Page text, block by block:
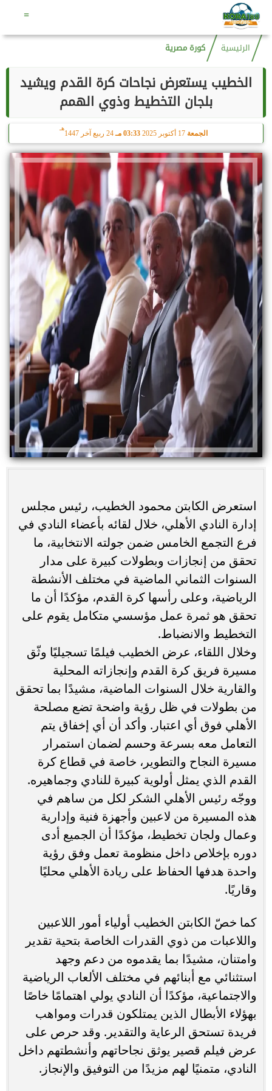
=
الرئيسية كورة مصرية
الخطيب يستعرض نجاحات كرة القدم ويشيد
بلجان التخطيط وذوي الهمم
الجمعة 03:33 مـ 24 ربيع آخر 1447
هـ
استعرض الكابتن محمود الخطيب، رئيس مجلس
إدارة النادي الأهلي، خلال لقائه بأعضاء النادي في
فرع التجمع الخامس ضمن جولته الانتخابية، ما
تحقق من إنجازات وبطولات كبيرة على مدار
السنوات الثماني الماضية في مختلف الأنشطة
الرياضية، وعلى رأسها كرة القدم، مؤكدًا أن ما
تحقق هو ثمرة عمل مؤسسي متكامل يقوم على
التخطيط والانضباط.
وخلال اللقاء، عرض الخطيب فيلمًا تسجيليًا وثّق
مسيرة فريق كرة القدم وإنجازاته المحلية
والقارية خلال السنوات الماضية، مشيدًا بما تحقق
من بطولات في ظل رؤية واضحة تضع مصلحة
الأهلي فوق أي اعتبار. وأكد أن أي إخفاق يتم
التعامل معه بسرعة وحسم لضمان استمرار
مسيرة النجاح والتطوير، خاصة في قطاع كرة
القدم الذي يمثل أولوية كبيرة للنادي وجماهيره.
ووجّه رئيس الأهلي الشكر لكل من ساهم في
هذه المسيرة من لاعبين وأجهزة فنية وإدارية
وعمال ولجان تخطيط، مؤكدًا أن الجميع أدى
دوره بإخلاص داخل منظومة تعمل وفق رؤية
واحدة هدفها الحفاظ على ريادة الأهلي محليًا
وقاريًا.
كما خصّ الكابتن الخطيب أولياء أمور اللاعبين
واللاعبات من ذوي القدرات الخاصة بتحية تقدير
وامتنان، مشيدًا بما يقدموه من دعم وجهد
استثنائي مع أبنائهم في مختلف الألعاب الرياضية
والاجتماعية، مؤكدًا أن النادي يولي اهتمامًا خاصًا
بهؤلاء الأبطال الذين يمتلكون قدرات ومواهب
فريدة تستحق الرعاية والتقدير. وقد حرص على
عرض فيلم قصير يوثق نجاحاتهم وأنشطتهم داخل
النادي، متمنيًا لهم مزيدًا من التوفيق والإنجاز.